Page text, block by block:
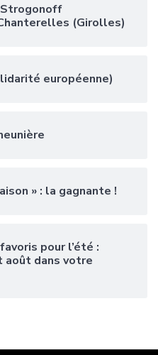
Strogonoff
(Girolles)
européenne)
» : la gagnante !
pour l’été :
août dans votre